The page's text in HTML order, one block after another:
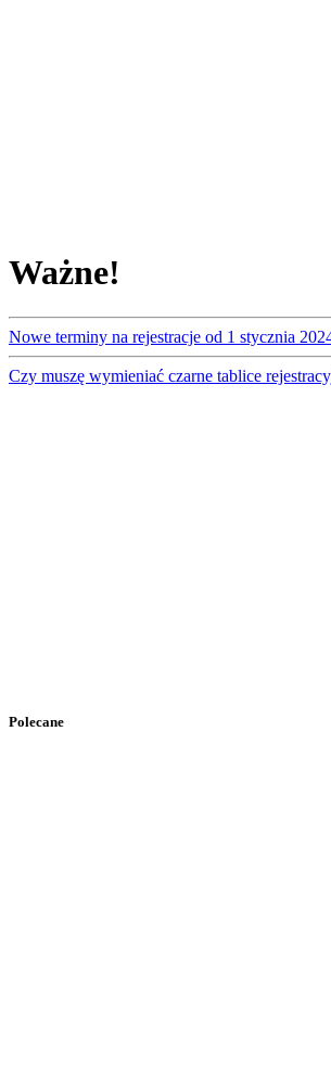
Ważne!
Nowe terminy na rejestracje od 1 stycznia
Czy muszę wymieniać czarne tablice
Polecane